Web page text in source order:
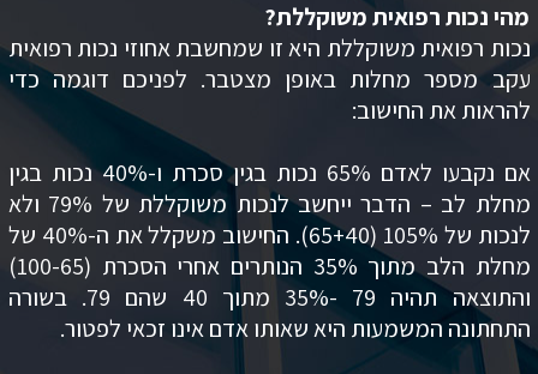
מהי נכות רפואית משוקללת?
נכות רפואית משוקללת היא זו שמחשבת אחוזי נכות רפואית
עקב מספר מחלות באופן מצטבר. לפניכם דוגמה כדי
להראות את החישוב:
אם נקבעו לאדם 65% נכות בגין סכרת ו-40% נכות בגין
מחלת לב – הדבר ייחשב לנכות משוקללת של 79% ולא
לנכות של 105% (65+40). החישוב משקלל את ה-40% של
מחלת הלב מתוך 35% הנותרים אחרי הסכרת (100-65)
והתוצאה תהיה 79 -35% מתוך 40 שהם 79. בשורה
התחתונה המשמעות היא שאותו אדם אינו זכאי לפטור.